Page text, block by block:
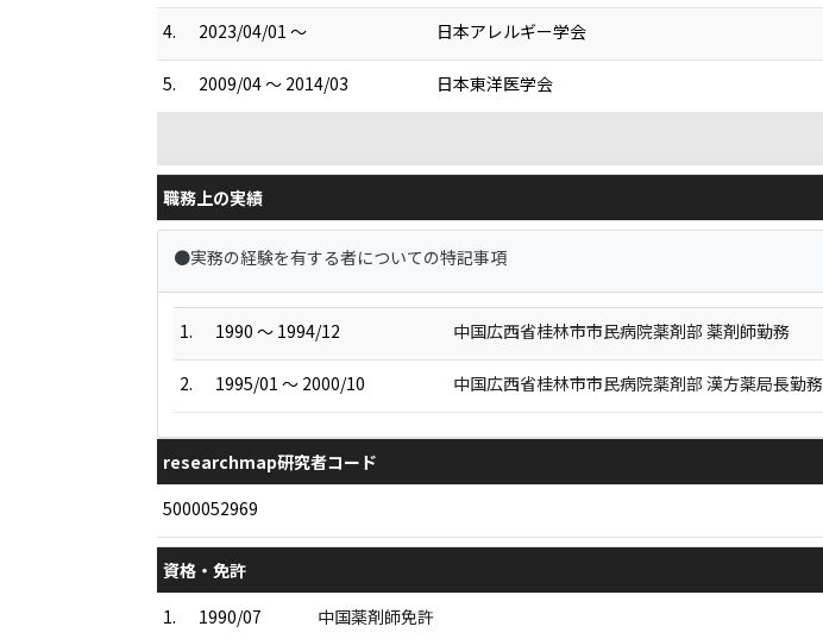
4. 2023/04/01 ～ 日本アレルギー学会
5. 2009/04 ～ 2014/03 日本東洋医学会
職務上の実績
●実務の経験を有する者についての特記事項
1. 1990 ～ 1994/12 中国広西省桂林市市民病院薬剤部 薬剤師勤務
2. 1995/01 ～ 2000/10 中国広西省桂林市市民病院薬剤部 漢方薬局長勤務
researchmap研究者コード
5000052969
資格・免許
1.
1990/07 中国薬剤師免許